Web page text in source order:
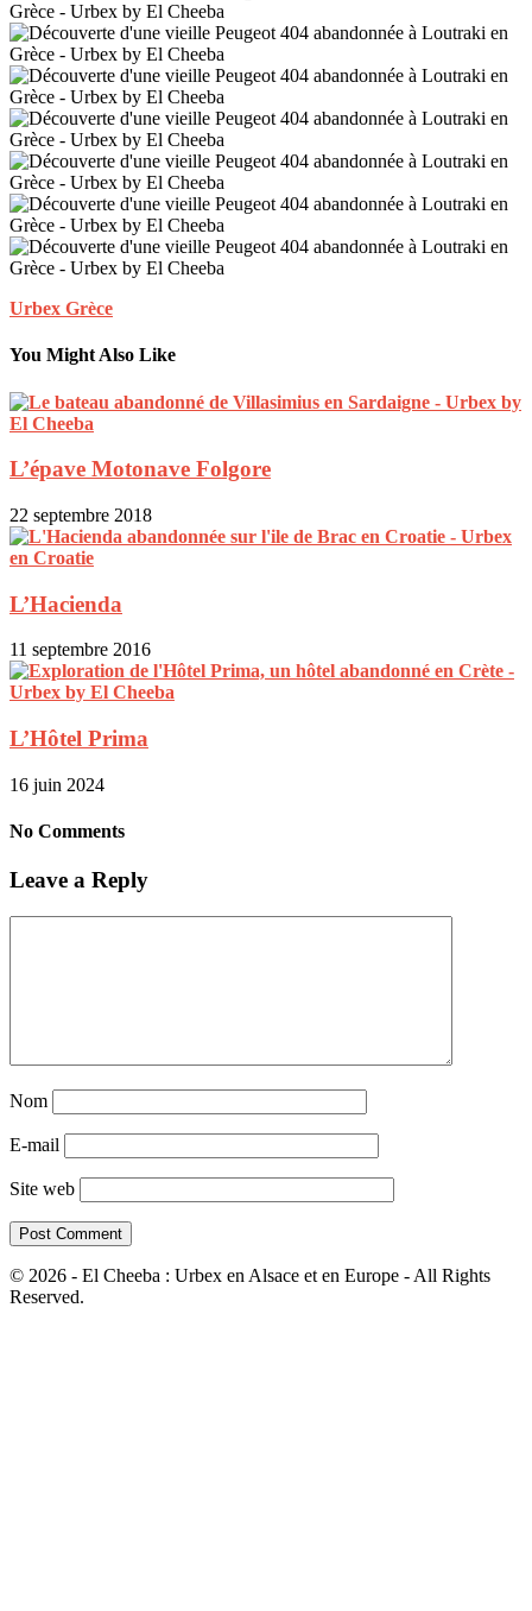
Urbex Grèce
You Might Also Like
L’épave Motonave Folgore
22 septembre 2018
L’Hacienda
11 septembre 2016
L’Hôtel Prima
16 juin 2024
No Comments
Leave a Reply
Nom
E-mail
Site web
© 2026 - El Cheeba : Urbex en Alsace et en Europe - All Rights
Reserved.